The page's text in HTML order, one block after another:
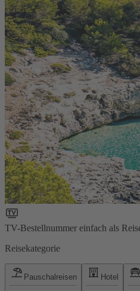
TV-Bestellnummer einfach als
Reisekategorie
Pauschalreisen Hotel